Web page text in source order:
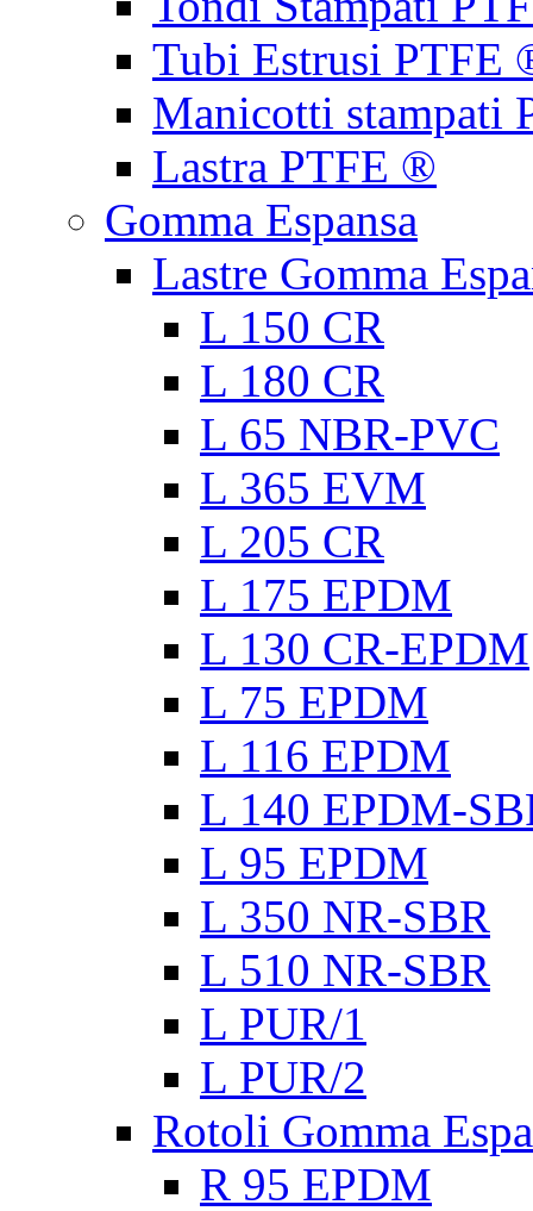
Tubi Estrusi PTFE
Manicotti stampati
Lastra PTFE ®
Gomma Espansa
Lastre Gomma
L 150 CR
L 180 CR
L 65 NBR-PVC
L 365 EVM
L 205 CR
L 175 EPDM
L 130 CR-EPDM
L 75 EPDM
L 116 EPDM
L 140 EPDM-
L 95 EPDM
L 350 NR-SBR
L 510 NR-SBR
L PUR/1
L PUR/2
Rotoli Gomma
R 95 EPDM